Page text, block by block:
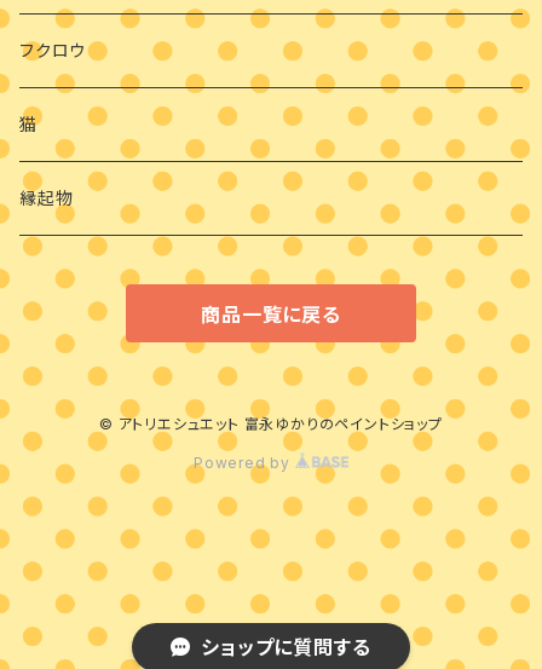
ショップに質問する
日めくりカレンダーオハナとイロとフクロウと
フクロウ
猫
縁起物
商品一覧に戻る
© アトリエシュエット 富永ゆかりのペイントショップ
Powered by